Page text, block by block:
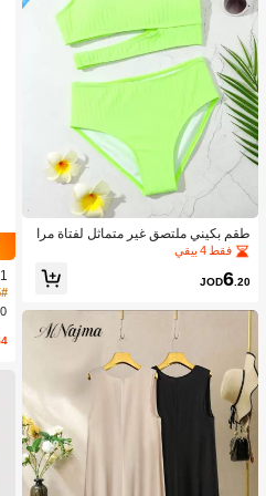
طقم بكيني ملتصق غير متماثل لفتاة مرا
هقة شاطئ صيفي
فقط 4 بيقي
JOD6.20
5#